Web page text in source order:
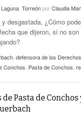
- hace 6 horas -
Laguna TorreónporClaudia
desgastada, ¿Cómo
que dijeron, si no
defensora de los
Conchos Pasta de Conchos
Pasta de Conchos